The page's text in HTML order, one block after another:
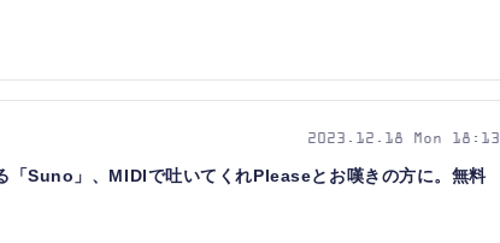
「Suno」、MIDIで吐いてくれPleaseとお嘆きの方に。無料
2023.12.18 Mon 18:13